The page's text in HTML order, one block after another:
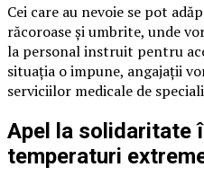
Cei care au nevoie se pot
răcoroase și umbrite, unde
la personal instruit pentru
situația o impune, angajații
serviciilor medicale de
Apel la solidaritate
temperaturi